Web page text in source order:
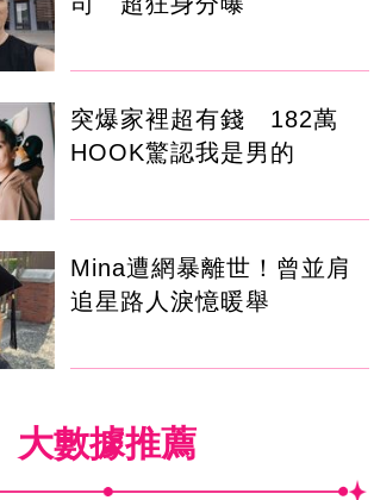
突爆家裡超有錢 182萬
HOOK驚認我是男的
Mina遭網暴離世！曾並肩
追星路人淚憶暖舉
大數據推薦